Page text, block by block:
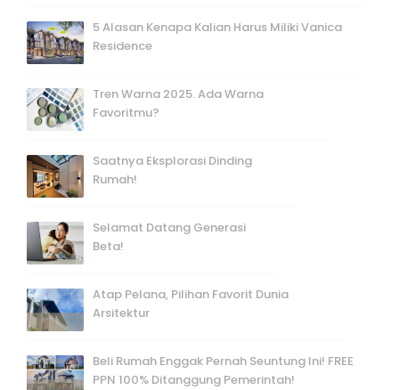
5 Alasan Kenapa Kalian Harus Miliki Vanica
Residence
Tren Warna 2025. Ada Warna
Favoritmu?
Saatnya Eksplorasi Dinding
Rumah!
Selamat Datang Generasi
Beta!
Atap Pelana, Pilihan Favorit Dunia
Arsitektur
Beli Rumah Enggak Pernah Seuntung Ini! FREE
PPN 100% Ditanggung Pemerintah!